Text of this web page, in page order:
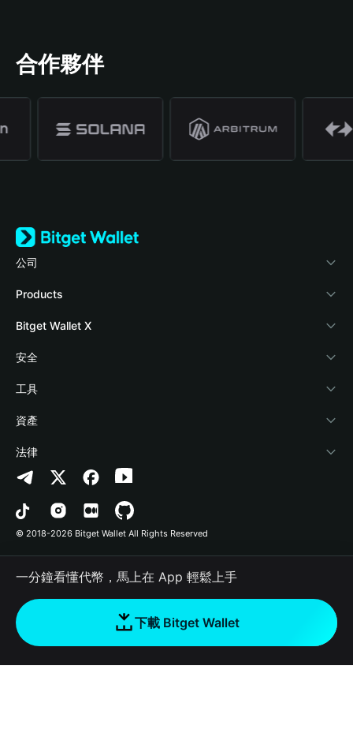
合作夥伴
公司
關於 Bitget Wallet
部落格
學院
加密資訊
幫助中心
‌聯繫我們
品牌資源
工作機會
Products
Crypto Card
Stablecoin Earn
Payfi Crypto
Crypto Swap API
Altcoin Season Index
Prediction Markets
DApp
RWA
如何購買加密貨幣
Bitget Wallet X
開發者文件
連接錢包
Bitget Wallet Pay
合作上架
安全
風險保障基金
安全防護技術
工具
快捷買幣
授權檢測
合約檢測
批次轉帳
資產
Arbitrum
Avalanche
Bitcoin
Polygon
法律
隱私協議
用戶使用協議
© 2018-2026 Bitget Wallet All Rights Reserved
一分鐘看懂代幣，馬上在 App 輕鬆上手
下載 Bitget Wallet